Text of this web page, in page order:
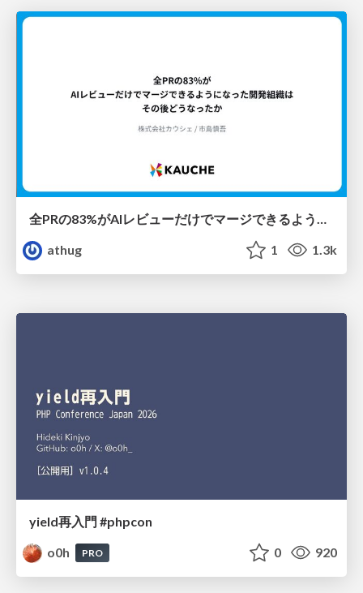
全PRの83%がAIレビューだけでマージできるようになった開発組織はその後どうなったか
athug
1 1.3k
yield再入門 #phpcon
o0h
PRO 0 920